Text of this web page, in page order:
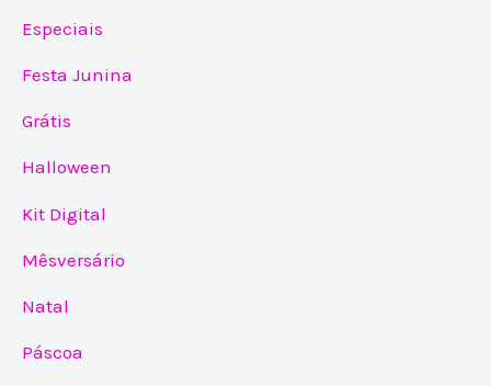
Especiais
Festa Junina
Grátis
Halloween
Kit Digital
Mêsversário
Natal
Páscoa